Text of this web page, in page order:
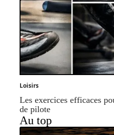
Loisirs
Les exercices efficaces
de pilote
Au top